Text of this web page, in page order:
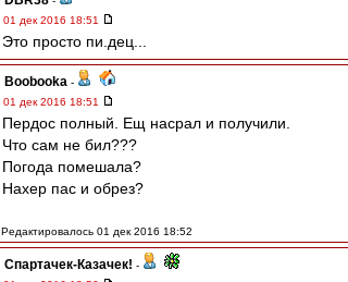
01 дек 2016 18:51
Это просто пи.дец...
Boobooka -
01 дек 2016 18:51
Пердос полный. Ещ насрал и получили.
Что сам не бил???
Погода помешала?
Нахер пас и обрез?
Редактировалось 01 дек 2016 18:52
Спартачек-Казачек! -